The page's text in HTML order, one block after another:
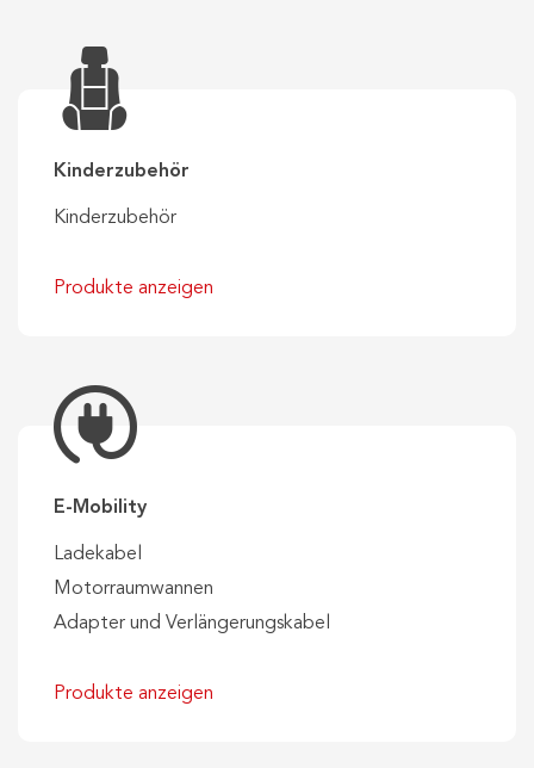
Kinderzubehör
Kinderzubehör
Produkte anzeigen
E-Mobility
Ladekabel
Motorraumwannen
Adapter und Verlängerungskabel
Produkte anzeigen